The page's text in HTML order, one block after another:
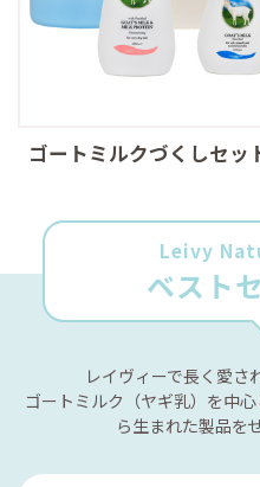
ゴートミルクづくしセッ
Leivy
ベスト
レイヴィーで長く愛さ
ゴートミルク（ヤギ乳）を中
ら生まれた製品を